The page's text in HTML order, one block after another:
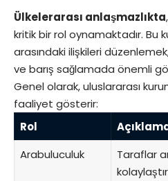
Ülkelerarası anlaşmazlıkta
kritik bir rol oynamaktadır. Bu
arasındaki ilişkileri
ve barış sağlamada önemli
Genel olarak, uluslararası
faaliyet gösterir:
Rol
Arabuluculuk
Taraflar